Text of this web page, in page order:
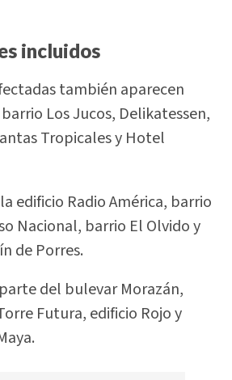
incluidos
también aparecen
Los Jucos, Delikatessen,
Tropicales y Hotel
edificio Radio América, barrio
Nacional, barrio El Olvido y
de Porres.
del bulevar Morazán,
Futura, edificio Rojo y